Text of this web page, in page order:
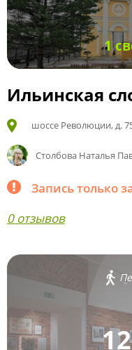
1
Ильинская
шоссе Революции, д.
Столбова Наталья
Запись только
0 отзывов